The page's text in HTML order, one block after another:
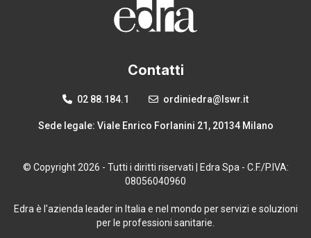
Contatti
02 88.184.1 ordiniedra@lswr.it
Sede legale: Viale Enrico Forlanini 21, 20134 Milano
© Copyright 2026 - Tutti i diritti riservati | Edra Spa - C.F./P.IVA:
08056040960
Edra è l'azienda leader in Italia e nel mondo per servizi e soluzioni
per le professioni sanitarie.